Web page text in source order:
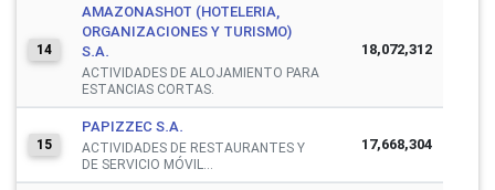
14
AMAZONASHOT (HOTELERIA,
ORGANIZACIONES Y TURISMO)
S.A.
ACTIVIDADES DE ALOJAMIENTO PARA
ESTANCIAS CORTAS.
18,072,312
15
PAPIZZEC S.A.
ACTIVIDADES DE RESTAURANTES Y
DE SERVICIO MÓVIL...
17,668,304